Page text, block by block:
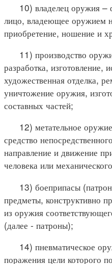
10) владелец оружия –
лицо, владеющее оружием
приобретение, ношение и
11) производство
разработка, изготовление,
художественная отделка,
уничтожение оружия,
составных частей;
12) метательное
средство
направление и движение
человека или
13) боеприпасы
предметы, конструктивно
из оружия
(далее - патроны);
14) пневматическое
поражения цели которого